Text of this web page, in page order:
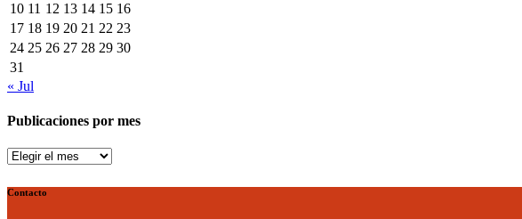
10 11 12 13 14 15 16
17 18 19 20 21 22 23
24 25 26 27 28 29 30
31
« Jul
Publicaciones por mes
Publicaciones
mes
Contacto